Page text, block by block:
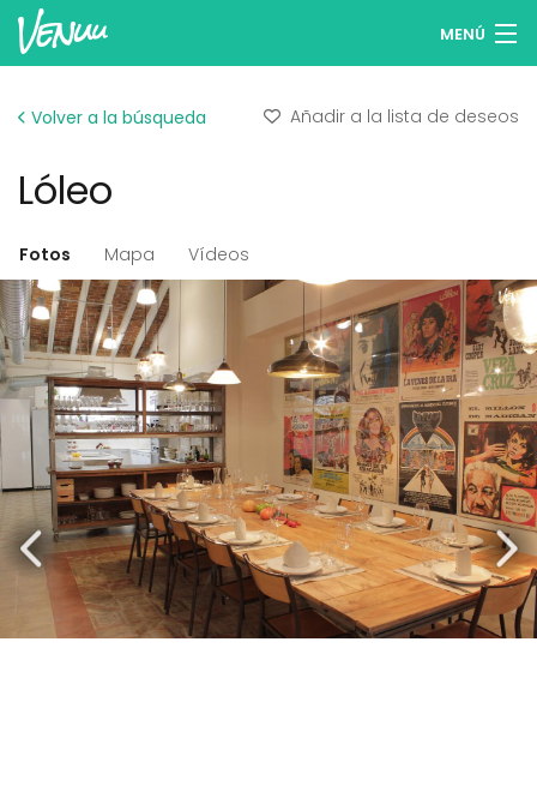
MENÚ
Español
Publicar tu espacio
Volver a la búsqueda Añadir a la lista de deseos
Lóleo
Fotos Mapa Vídeos